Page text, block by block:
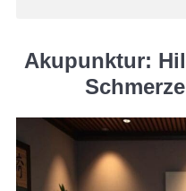
Akupunktur: